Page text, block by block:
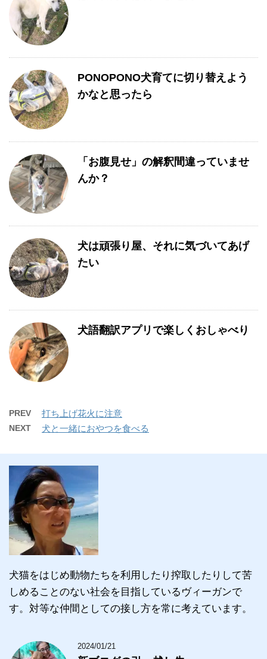
PONOPONO犬育てに切り替えよう
かなと思ったら
「お腹見せ」の解釈間違っていませ
んか？
犬は頑張り屋、それに気づいてあげ
たい
犬語翻訳アプリで楽しくおしゃべり
PREV 打ち上げ花火に注意
NEXT 犬と一緒におやつを食べる
犬猫をはじめ動物たちを利用したり搾取したりして苦
しめることのない社会を目指しているヴィーガンで
す。対等な仲間としての接し方を常に考えています。
2024/01/21